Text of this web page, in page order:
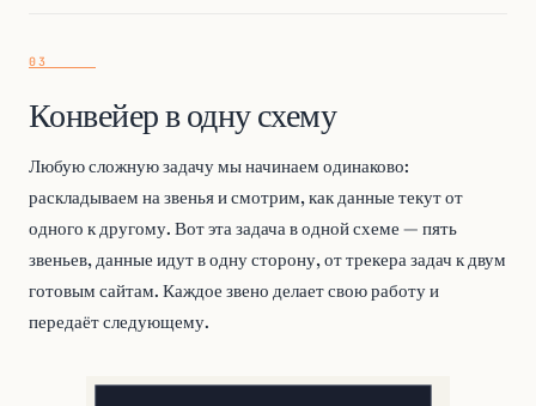
Конвейер в одну схему
Любую сложную задачу мы начинаем одинаково:
раскладываем на звенья и смотрим, как данные текут от
одного к другому. Вот эта задача в одной схеме — пять
звеньев, данные идут в одну сторону, от трекера задач к двум
готовым сайтам. Каждое звено делает свою работу и
передаёт следующему.